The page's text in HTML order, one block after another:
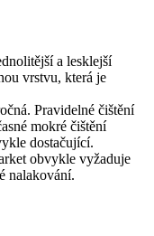
a lesklejší
vrstvu, která je
Pravidelné čištění
mokré čištění
dostačující.
obvykle vyžaduje
nalakování.